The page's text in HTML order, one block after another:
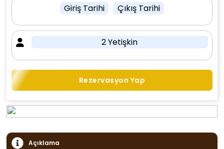
Giriş Tarihi Çıkış Tarihi
2 Yetişkin
Rezervasyon Yap
Açıklama